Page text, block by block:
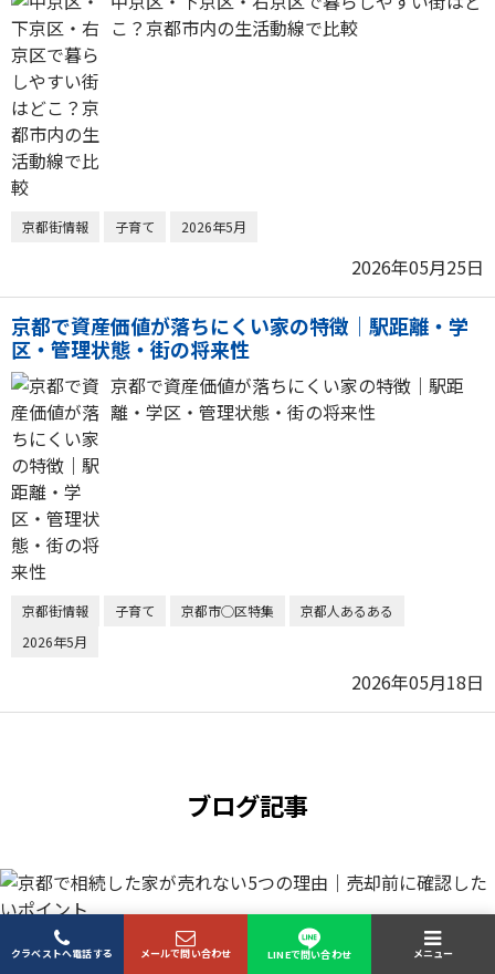
クラベストへ電話する メールで問い合わせ LINEで問い合わせ メニュー
こ？京都市内の生活動線で比較
京都街情報 子育て 2026年5月
2026年05月25日
京都で資産価値が落ちにくい家の特徴｜駅距離・学
区・管理状態・街の将来性
京都で資産価値が落ちにくい家の特徴｜駅距
離・学区・管理状態・街の将来性
京都街情報 子育て 京都市◯区特集
京都人あるある
2026年5月
2026年05月18日
ブログ記事
京都で相続した家が売れない5つの理由｜売却前に確
認したいポイント